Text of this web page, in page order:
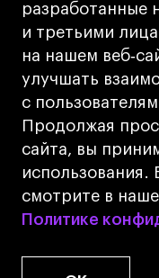
разработанные
и третьими
на нашем
улучшать
с
Продолжая
сайта, вы
использования.
смотрите в
Политике
Политике
© 2026 БВШД
деятельности
Университет»
Карта сайта
Дизайн
Разработка